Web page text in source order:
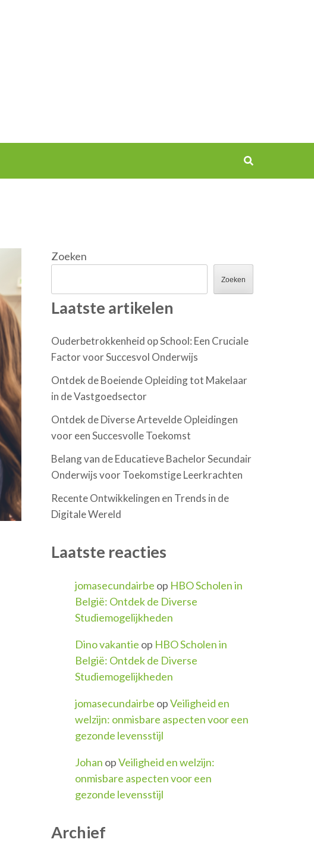
Zoeken
Zoeken
Laatste artikelen
Ouderbetrokkenheid op School: Een Cruciale
Factor voor Succesvol Onderwijs
Ontdek de Boeiende Opleiding tot Makelaar
in de Vastgoedsector
Ontdek de Diverse Artevelde Opleidingen
voor een Succesvolle Toekomst
Belang van de Educatieve Bachelor Secundair
Onderwijs voor Toekomstige Leerkrachten
Recente Ontwikkelingen en Trends in de
Digitale Wereld
Laatste reacties
jomasecundairbe op HBO Scholen in
België: Ontdek de Diverse
Studiemogelijkheden
Dino vakantie op HBO Scholen in
België: Ontdek de Diverse
Studiemogelijkheden
jomasecundairbe opVeiligheid en
welzijn: onmisbare aspecten voor een
gezonde levensstijl
Johan opVeiligheid en welzijn:
onmisbare aspecten voor een
gezonde levensstijl
Archief